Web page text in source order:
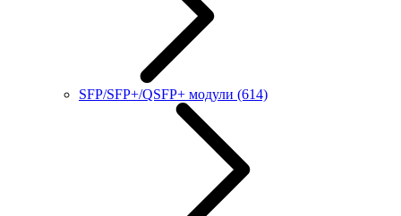
SFP/SFP+/QSFP+ модули (614)